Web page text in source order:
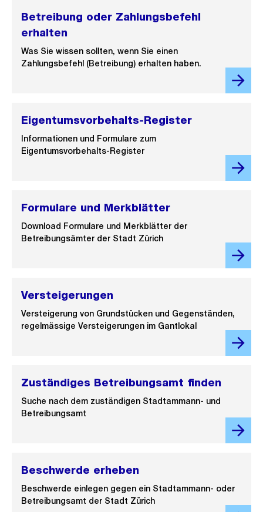
Betreibung oder Zahlungsbefehl
erhalten
Was Sie wissen sollten, wenn Sie einen
Zahlungsbefehl (Betreibung) erhalten haben.
Eigentumsvorbehalts-Register
Informationen und Formulare zum
Eigentumsvorbehalts-Register
Formulare und Merkblätter
Download Formulare und Merkblätter der
Betreibungsämter der Stadt Zürich
Versteigerungen
Versteigerung von Grundstücken und Gegenständen,
regelmässige Versteigerungen im Gantlokal
Zuständiges Betreibungsamt finden
Suche nach dem zuständigen Stadtammann- und
Betreibungsamt
Beschwerde erheben
Beschwerde einlegen gegen ein Stadtammann- oder
Betreibungsamt der Stadt Zürich